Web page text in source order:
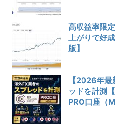
高収益率限
上がりで好
版】
【2026年
ッドを計測
PRO口座（